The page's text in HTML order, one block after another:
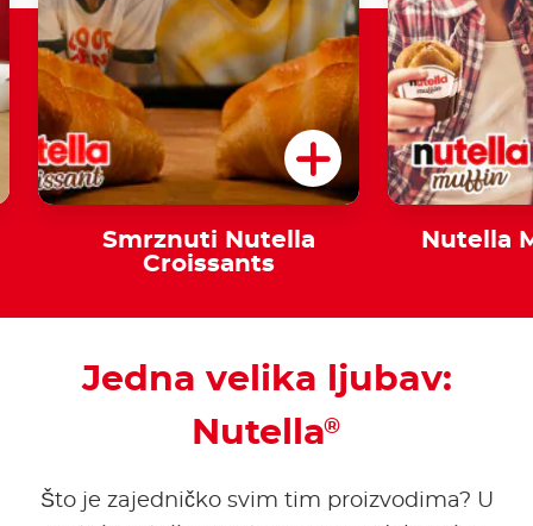
Smrznuti Nutella
Croissants
Nutella
Jedna velika ljubav:
Nutella®
Što je zajedničko svim tim proizvodima? U